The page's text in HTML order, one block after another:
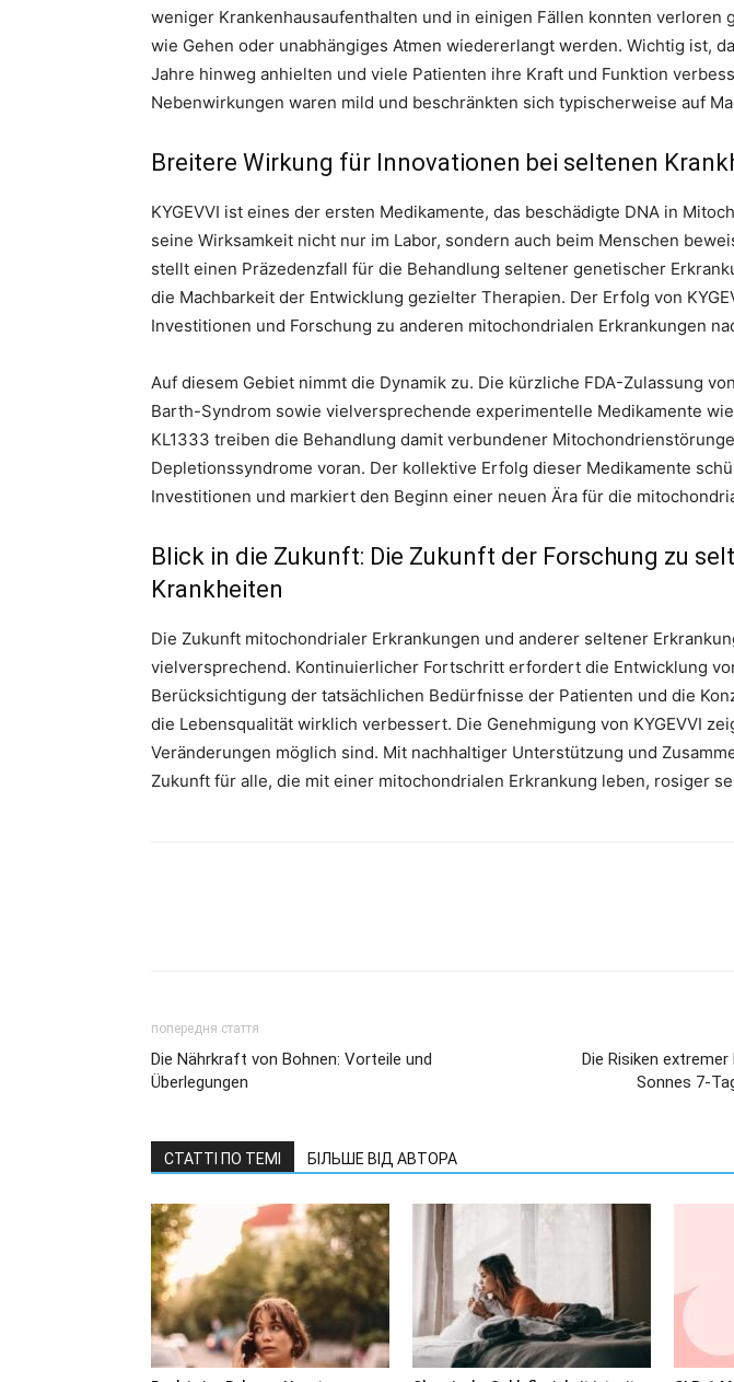
weniger Krankenhausaufenthalten und in einigen Fällen konnten verloren
wie Gehen oder unabhängiges Atmen wiedererlangt werden. Wichtig ist,
Jahre hinweg anhielten und viele Patienten ihre Kraft und Funktion
Nebenwirkungen waren mild und beschränkten sich typischerweise auf
Breitere Wirkung für Innovationen bei seltenen
KYGEVVI ist eines der ersten Medikamente, das beschädigte DNA in
seine Wirksamkeit nicht nur im Labor, sondern auch beim Menschen
stellt einen Präzedenzfall für die Behandlung seltener genetischer
die Machbarkeit der Entwicklung gezielter Therapien. Der Erfolg von
Investitionen und Forschung zu anderen mitochondrialen Erkrankungen
Auf diesem Gebiet nimmt die Dynamik zu. Die kürzliche FDA-Zulassung
Barth-Syndrom sowie vielversprechende experimentelle Medikamente
KL1333 treiben die Behandlung damit verbundener
Depletionssyndrome voran. Der kollektive Erfolg dieser Medikamente
Investitionen und markiert den Beginn einer neuen Ära für die
Blick in die Zukunft: Die Zukunft der Forschung zu
Krankheiten
Die Zukunft mitochondrialer Erkrankungen und anderer seltener
vielversprechend. Kontinuierlicher Fortschritt erfordert die Entwicklung
Berücksichtigung der tatsächlichen Bedürfnisse der Patienten und die
die Lebensqualität wirklich verbessert. Die Genehmigung von KYGEVVI
Veränderungen möglich sind. Mit nachhaltiger Unterstützung und
Zukunft für alle, die mit einer mitochondrialen Erkrankung leben, rosiger
попередня стаття
Die Nährkraft von Bohnen: Vorteile und
Überlegungen
Die Risiken extremer
Sonnes 7-
СТАТТІ ПО ТЕМІ БІЛЬШЕ ВІД АВТОРА